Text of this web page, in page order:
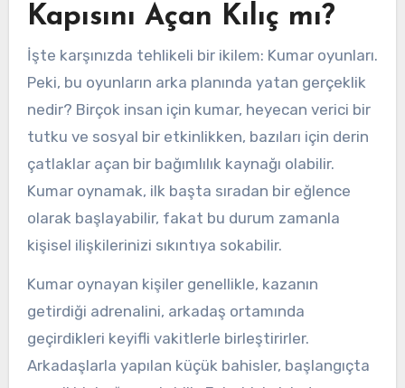
Kapısını Açan Kılıç mı?
İşte karşınızda tehlikeli bir ikilem: Kumar oyunları.
Peki, bu oyunların arka planında yatan gerçeklik
nedir? Birçok insan için kumar, heyecan verici bir
tutku ve sosyal bir etkinlikken, bazıları için derin
çatlaklar açan bir bağımlılık kaynağı olabilir.
Kumar oynamak, ilk başta sıradan bir eğlence
olarak başlayabilir, fakat bu durum zamanla
kişisel ilişkilerinizi sıkıntıya sokabilir.
Kumar oynayan kişiler genellikle, kazanın
getirdiği adrenalini, arkadaş ortamında
geçirdikleri keyifli vakitlerle birleştirirler.
Arkadaşlarla yapılan küçük bahisler, başlangıçta